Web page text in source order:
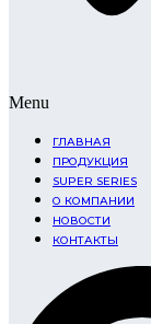
Menu
ГЛАВНАЯ
ПРОДУКЦИЯ
SUPER SERIES
О КОМПАНИИ
НОВОСТИ
КОНТАКТЫ